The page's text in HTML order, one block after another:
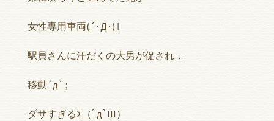
女性専用車両(´･Д･)」
駅員さんに汗だくの大男が促され…
移動´д` ;
ダサすぎるΣ（ﾟдﾟlll）